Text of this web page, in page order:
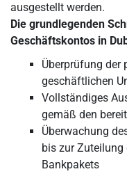
ausgestellt werden.
Die grundlegenden
Geschäftskontos in
Überprüfung der
geschäftlichen
Vollständiges
gemäß den
Überwachung
bis zur Zuteilung
Bankpakets